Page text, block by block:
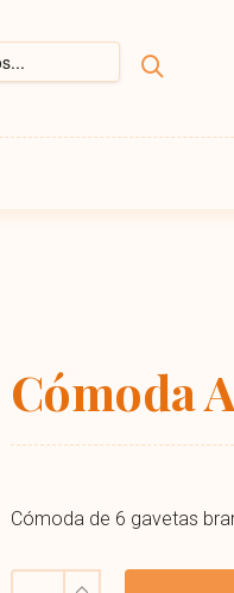
Cómoda
Cómoda de 6 gavetas
Cómoda